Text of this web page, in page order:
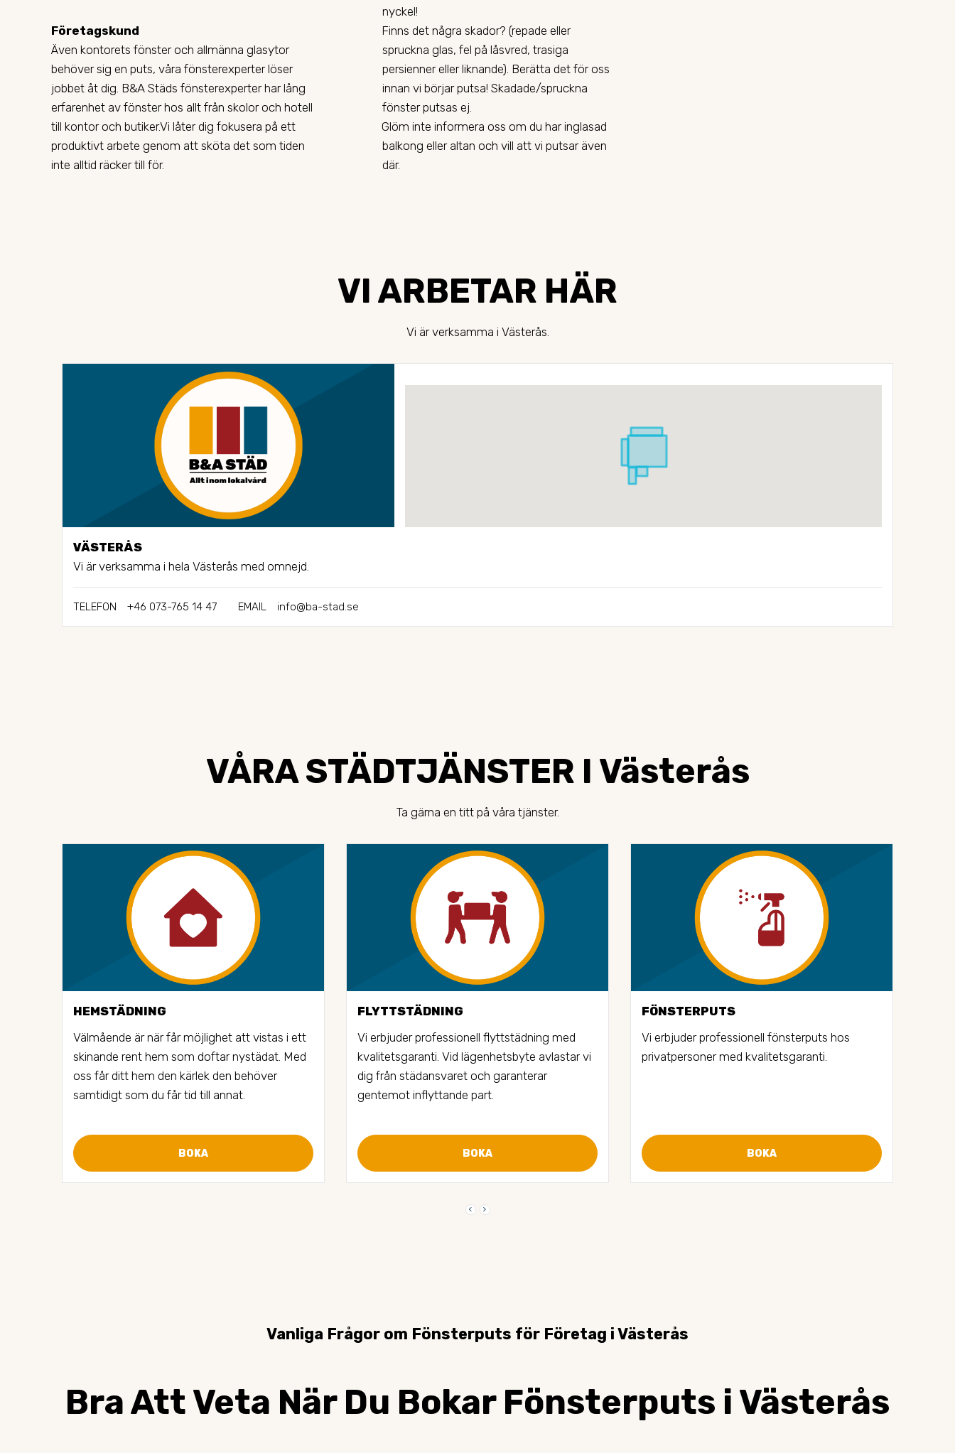
Företagskund
Även kontorets fönster och allmänna glasytor
behöver sig en puts, våra fönsterexperter löser
jobbet åt dig. B&A Städs fönsterexperter har lång
erfarenhet av fönster hos allt från skolor och hotell
till kontor och butiker.Vi låter dig fokusera på ett
produktivt arbete genom att sköta det som tiden
inte alltid räcker till för.
nyckel!
Finns det några skador? (repade eller
spruckna glas, fel på låsvred, trasiga
persienner eller liknande). Berätta det för oss
innan vi börjar putsa! Skadade/spruckna
fönster putsas ej.
Glöm inte informera oss om du har inglasad
balkong eller altan och vill att vi putsar även
där.
VI ARBETAR HÄR
Vi är verksamma i Västerås.
VÄSTERÅS
Vi är verksamma i hela Västerås med omnejd.
TELEFON +46 073-765 14 47 EMAIL info@ba-stad.se
VÅRA STÄDTJÄNSTER I Västerås
Ta gärna en titt på våra tjänster.
HEMSTÄDNING
Välmående är när får möjlighet att vistas i ett
skinande rent hem som doftar nystädat. Med
oss får ditt hem den kärlek den behöver
samtidigt som du får tid till annat.
BOKA
FLYTTSTÄDNING
Vi erbjuder professionell flyttstädning med
kvalitetsgaranti. Vid lägenhetsbyte avlastar vi
dig från städansvaret och garanterar
gentemot inflyttande part.
BOKA
FÖNSTERPUTS
Vi erbjuder professionell fönsterputs hos
privatpersoner med kvalitetsgaranti.
BOKA
keyboard_arrow_left keyboard_arrow_right
Vanliga Frågor om Fönsterputs för Företag i Västerås
Bra Att Veta När Du Bokar Fönsterputs i Västerås